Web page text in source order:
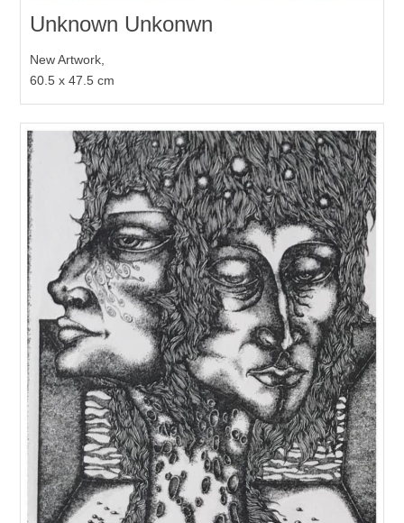
Unknown Unkonwn
New Artwork,
60.5 x 47.5 cm